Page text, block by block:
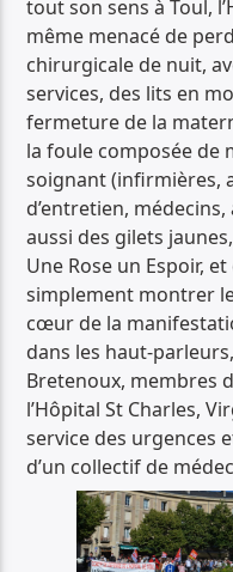
tout son sens à Toul,
même menacé de
chirurgicale de nuit,
services, des lits en
fermeture de la
la foule composée de
soignant (infirmières,
d’entretien,
aussi des gilets
Une Rose un Espoir,
simplement montrer
cœur de la
dans les haut-
Bretenoux, membres
l’Hôpital St Charles,
service des urgences
d’un collectif de